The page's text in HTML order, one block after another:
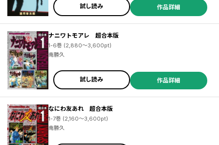
試し読み 作品詳細
ナニワトモアレ 超合本版
1-6巻 (2,880～3,600pt)
南勝久
試し読み 作品詳細
なにわ友あれ 超合本版
1-7巻 (2,160～3,600pt)
南勝久